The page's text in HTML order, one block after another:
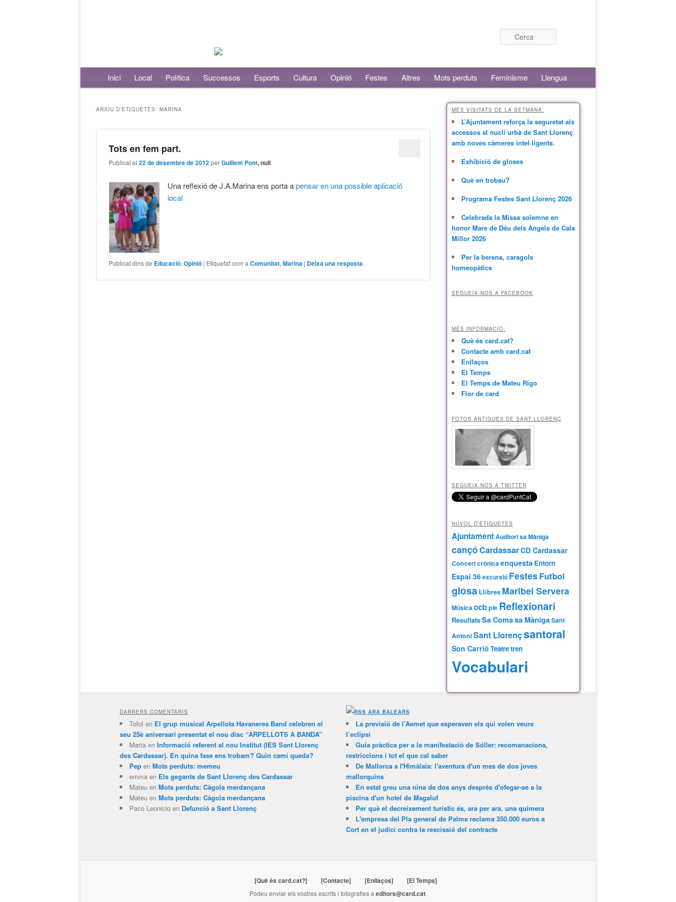
Menú principalAneu al contingut principal
Aneu al contingut secundari
Inici Local Política Successos Esports Cultura Opinió Festes Altres Mots perduts Feminisme Llengua
ARXIU D'ETIQUETES: MARINA
Tots en fem part.
Publicat el22 de desembre de 2012perGuillem Pont, null
Una reflexió de J.A.Marina ens porta apensar en una possible aplicació
local
Publicat dins de Educació,Opinió | Etiquetat com a Comunitat,Marina | Deixa una resposta
MÉS VISITATS DE LA SETMANA:
L’Ajuntament reforça la seguretat als
accessos al nucli urbà de Sant Llorenç
amb noves càmeres intel·ligents.
Exhibició de gloses
Què en trobau?
Programa Festes Sant Llorenç 2026
Celebrada la Missa solemne en
honor Mare de Déu dels Àngels de Cala
Millor 2026
Per la berena, caragols
homeopàtics
SEGUEIX-NOS A FACEBOOK
MÉS INFORMACIÓ:
Què és card.cat?
Contacte amb card.cat
Enllaços
El Temps
El Temps de Mateu Rigo
Flor de card
FOTOS ANTIGUES DE SANT LLORENÇ
SEGUEIX-NOS A TWITTER
NÚVOL D’ETIQUETES
AjuntamentAuditori sa Màniga
cançóCardassarCD Cardassar
Concertcrònicaenquesta Entorn
Espai 36excursió Festes Futbol
glosa Llibres Maribel Servera
Músicaocbple Reflexionari
ResultatsSa Comasa MànigaSant
AntoniSant Llorençsantoral
Son Carrió Teatretren
Vocabulari
DARRERS COMENTARIS
Tofol en El grup musical Arpellots Havaneres Band celebren el
seu 25è aniversari presentat el nou disc “ARPELLOTS A BANDA”
Martaen Informació referent al nou Institut (IES Sant Llorenç
des Cardassar). En quina fase ens trobam? Quin camí queda?
Pepen Mots perduts: memeu
emmaen Els gegants de Sant Llorenç des Cardassar
Mateuen Mots perduts: Càgola merdançana
Mateuen Mots perduts: Càgola merdançana
Paco Leonicioen Defunció a Sant Llorenç
ARA BALEARS
La previsió de l’Aemet que esperaven els qui volen veure
l’eclipsi
Guia pràctica per a la manifestació de Sóller: recomanacions,
restriccions i tot el que cal saber
De Mallorca a l'Himàlaia: l'aventura d'un mes de dos joves
mallorquins
En estat greu una nina de dos anys després d'ofegar-se a la
piscina d'un hotel de Magaluf
Per què el decreixement turístic és, ara per ara, una quimera
L'empresa del Pla general de Palma reclama 350.000 euros a
Cort en el judici contra la rescissió del contracte
[Què és card.cat?] [Contacte] [Enllaços] [El Temps]
Podeu enviar els vostres escrits i fotografies a editors@card.cat.